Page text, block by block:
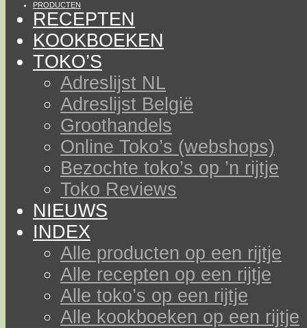
PRODUCTEN
RECEPTEN
KOOKBOEKEN
TOKO’S
Adreslijst NL
Adreslijst België
Groothandels
Online Toko’s (webshops)
Bezochte toko’s op ’n rijtje
Toko Reviews
NIEUWS
INDEX
Alle producten op een rijtje
Alle recepten op een rijtje
Alle toko’s op een rijtje
Alle kookboeken op een rijtje